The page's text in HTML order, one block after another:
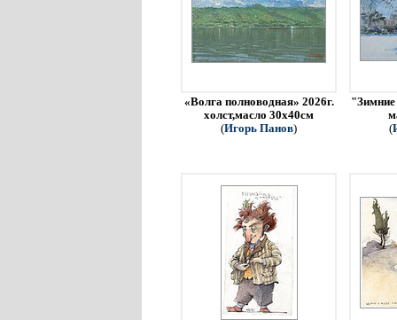
«Волга полноводная» 2026г.
холст,масло 30х40см
(Игорь Панов)
"Зимние
(